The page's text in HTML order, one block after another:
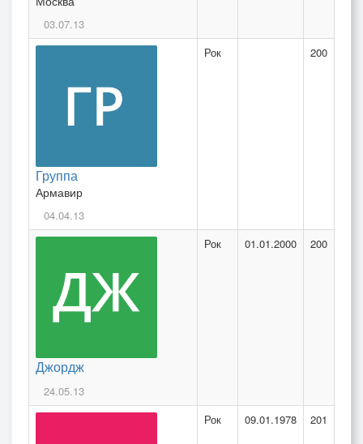
03.07.13
Группа
Армавир
04.04.13
Рок 200
Джордж
24.05.13
Рок 01.01.2000 200
Рок 09.01.1978 201